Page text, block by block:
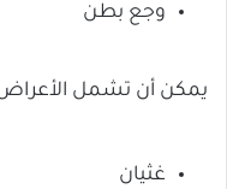
وجع بطن
يمكن أن تشمل الأعراض
غثيان